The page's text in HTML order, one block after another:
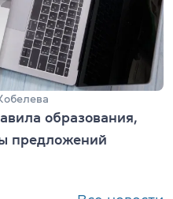
образования,
предложений